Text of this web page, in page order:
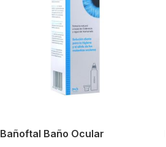
Bañoftal Baño Ocular